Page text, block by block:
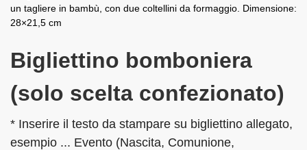
un tagliere in bambù, con due coltellini da formaggio. Dimensione:
28×21,5 cm
Bigliettino bomboniera
(solo scelta confezionato)
* Inserire il testo da stampare su bigliettino allegato,
esempio ... Evento (Nascita, Comunione,